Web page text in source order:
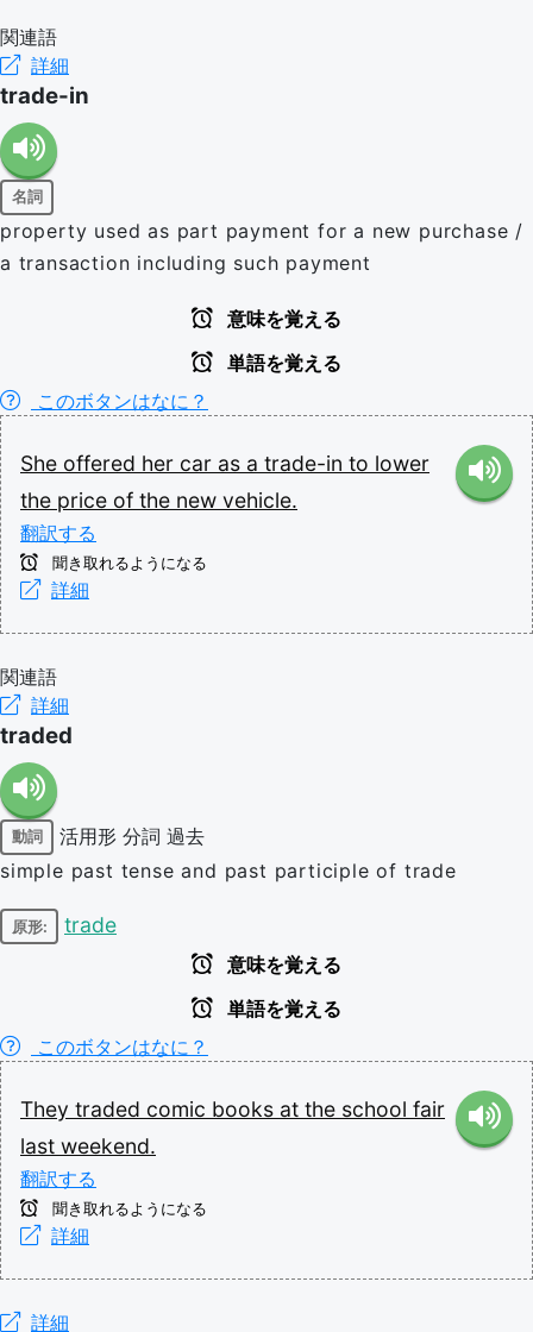
関連語
詳細
trade-in
名詞
property used as part payment for a new purchase /
a transaction including such payment
意味を覚える
単語を覚える
このボタンはなに？
She offered her car as a trade-in to lower
the price of the new vehicle.
翻訳する
聞き取れるようになる
詳細
関連語
詳細
traded
動詞 活用形 分詞 過去
simple past tense and past participle of trade
原形: trade
意味を覚える
単語を覚える
このボタンはなに？
They traded comic books at the school fair
last weekend.
翻訳する
聞き取れるようになる
詳細
詳細